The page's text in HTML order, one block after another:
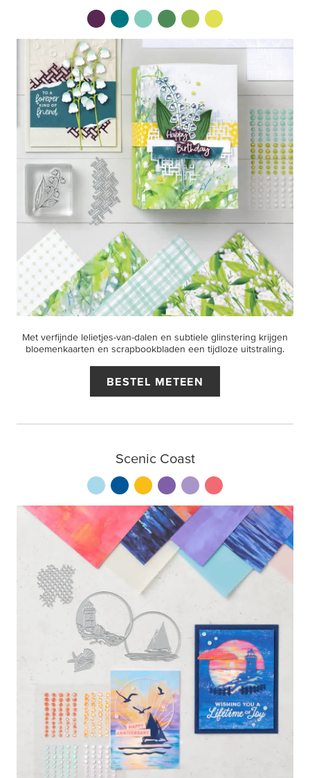
Met verfijnde lelietjes-van-dalen en subtiele glinstering krijgen
bloemenkaarten en scrapbookbladen een tijdloze uitstraling.
BESTEL METEEN
Scenic Coast